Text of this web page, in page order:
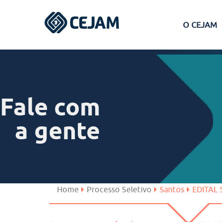
O CEJAM
Ferraz de Vasconcelos
São José dos Campos
Fale com
a gente
Home Processo Seletivo Santos EDITAL